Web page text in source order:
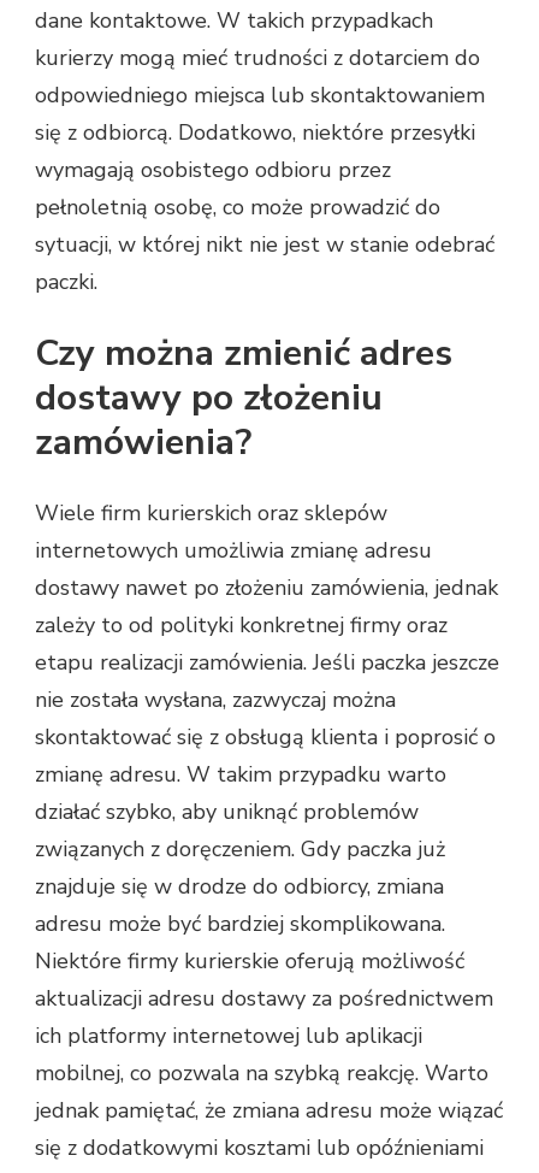
dane kontaktowe. W takich przypadkach
kurierzy mogą mieć trudności z dotarciem do
odpowiedniego miejsca lub skontaktowaniem
się z odbiorcą. Dodatkowo, niektóre przesyłki
wymagają osobistego odbioru przez
pełnoletnią osobę, co może prowadzić do
sytuacji, w której nikt nie jest w stanie odebrać
paczki.
Czy można zmienić adres
dostawy po złożeniu
zamówienia?
Wiele firm kurierskich oraz sklepów
internetowych umożliwia zmianę adresu
dostawy nawet po złożeniu zamówienia, jednak
zależy to od polityki konkretnej firmy oraz
etapu realizacji zamówienia. Jeśli paczka jeszcze
nie została wysłana, zazwyczaj można
skontaktować się z obsługą klienta i poprosić o
zmianę adresu. W takim przypadku warto
działać szybko, aby uniknąć problemów
związanych z doręczeniem. Gdy paczka już
znajduje się w drodze do odbiorcy, zmiana
adresu może być bardziej skomplikowana.
Niektóre firmy kurierskie oferują możliwość
aktualizacji adresu dostawy za pośrednictwem
ich platformy internetowej lub aplikacji
mobilnej, co pozwala na szybką reakcję. Warto
jednak pamiętać, że zmiana adresu może wiązać
się z dodatkowymi kosztami lub opóźnieniami